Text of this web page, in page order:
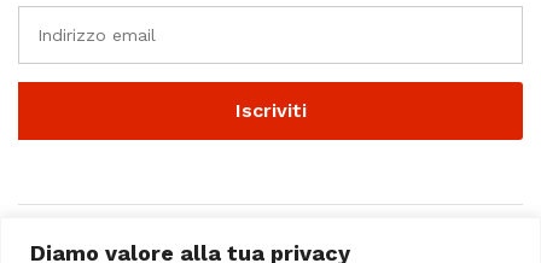
Diamo valore alla tua privacy